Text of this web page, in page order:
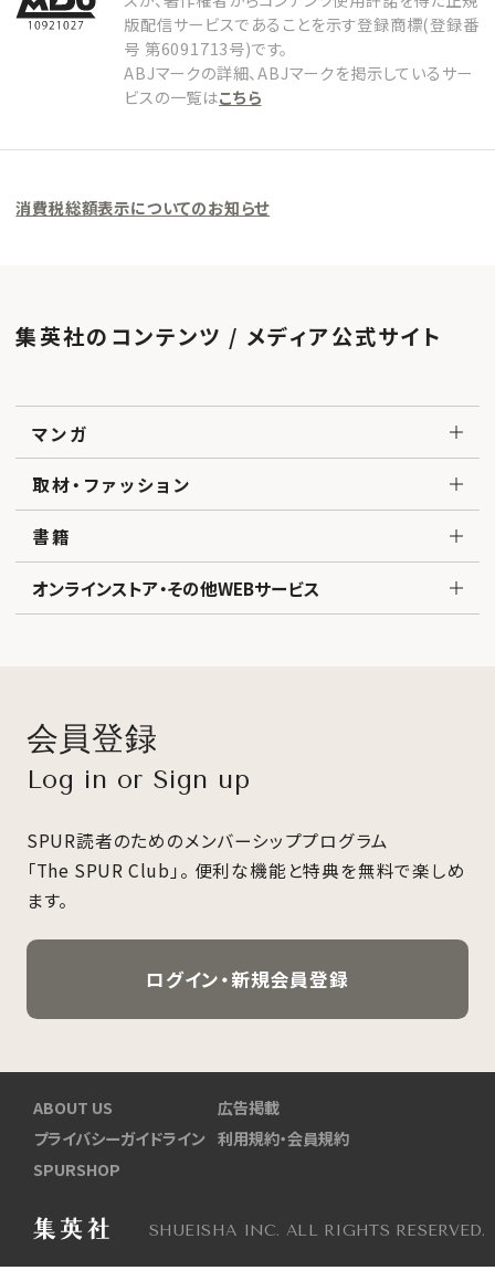
版配信サービスであることを示す登録商標(登録番
号 第6091713号)です。
ABJマークの詳細、ABJマークを掲示しているサー
ビスの一覧はこちら
消費税総額表示についてのお知らせ
集英社のコンテンツ / メディア公式サイト
マンガ
取材・ファッション
書籍
オンラインストア・その他WEBサービス
会員登録
Log in or Sign up
SPUR読者のためのメンバーシッププログラム
「The SPUR Club」。 便利な機能と特典を無料で楽しめ
ます。
ログイン・新規会員登録
ABOUT US
広告掲載
プライバシーガイドライン 利用規約・会員規約
SPURSHOP
SHUEISHA INC. ALL RIGHTS RESERVED.